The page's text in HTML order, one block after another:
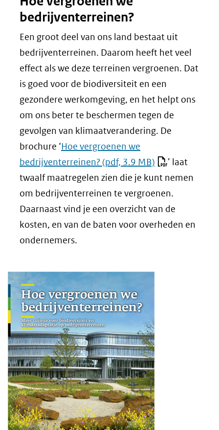
bedrijventerreinen?
Een groot deel van ons land bestaat uit
bedrijventerreinen. Daarom heeft het veel
effect als we deze terreinen vergroenen. Dat
is goed voor de biodiversiteit en een
gezondere werkomgeving, en het helpt ons
om ons beter te beschermen tegen de
gevolgen van klimaatverandering. De
brochure ‘Hoe vergroenen we
bedrijventerreinen? (pdf, 3.9 MB)
’ laat
twaalf maatregelen zien die je kunt nemen
om bedrijventerreinen te vergroenen.
Daarnaast vind je een overzicht van de
kosten, en van de baten voor overheden en
ondernemers.